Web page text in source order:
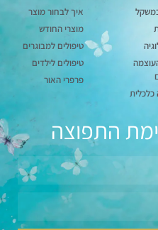
איך לבחור מוצר
מוצרי החודש
טיפולים למבוגרים
טיפולים לילדים
פרפרי האור
התפוצה